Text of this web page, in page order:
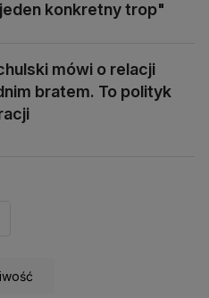
konkretny trop"
mówi o relacji
bratem. To polityk